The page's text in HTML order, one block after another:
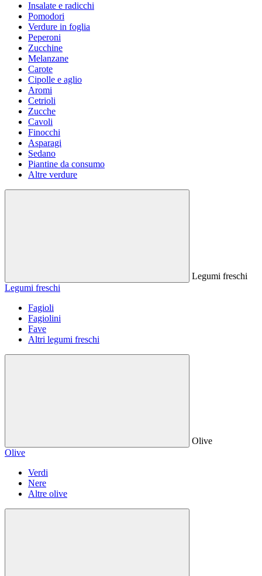
Insalate e radicchi
Pomodori
Verdure in foglia
Peperoni
Zucchine
Melanzane
Carote
Cipolle e aglio
Aromi
Cetrioli
Zucche
Cavoli
Finocchi
Asparagi
Sedano
Piantine da consumo
Altre verdure
Legumi freschi
Legumi freschi
Fagioli
Fagiolini
Fave
Altri legumi freschi
Olive
Olive
Verdi
Nere
Altre olive